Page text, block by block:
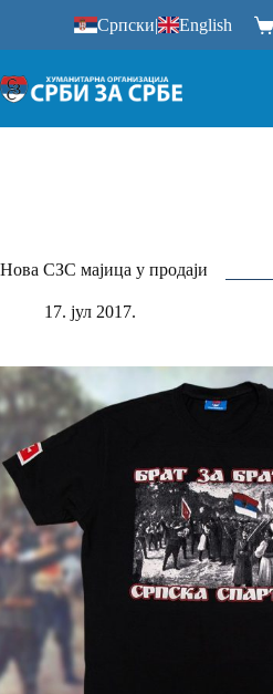
Српски| English
Нова СЗС мајица у продаји
17. јул 2017.